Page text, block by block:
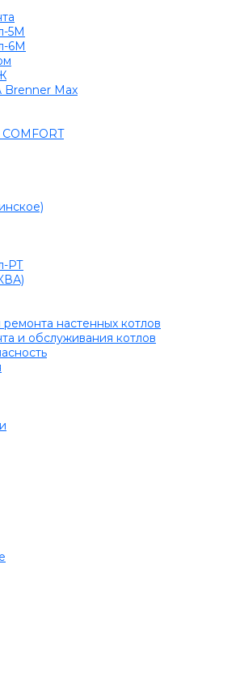
5М
6М
Brenner Max
РТ
настенных котлов
и обслуживания котлов